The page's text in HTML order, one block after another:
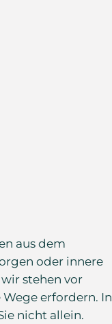
aus dem
oder innere
stehen vor
erfordern. In
nicht allein.